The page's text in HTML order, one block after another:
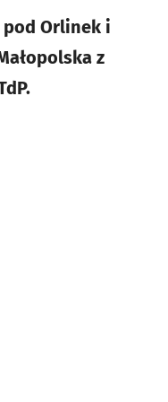
pod Orlinek i
z